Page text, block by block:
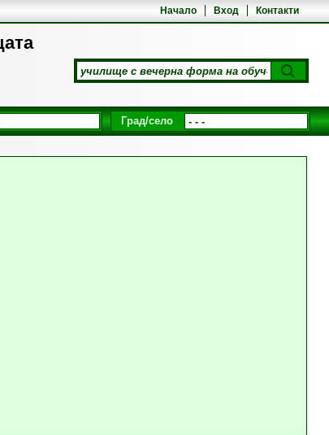
Начало Вход Контакти
Град/село